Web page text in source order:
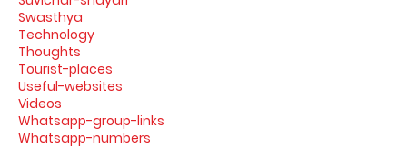
Swasthya
Technology
Thoughts
Tourist-places
Useful-websites
Videos
Whatsapp-group-links
Whatsapp-numbers